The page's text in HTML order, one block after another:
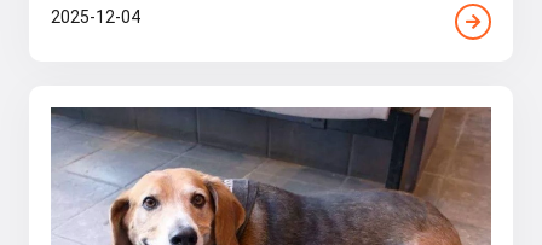
2025-12-04